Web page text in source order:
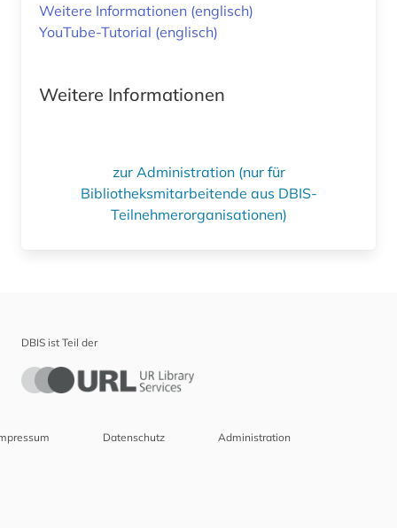
Weitere Informationen (englisch)
YouTube-Tutorial (englisch)
Weitere Informationen
zur Administration (nur für
Bibliotheksmitarbeitende aus DBIS-
Teilnehmerorganisationen)
DBIS ist Teil der
Datenschutz Administration